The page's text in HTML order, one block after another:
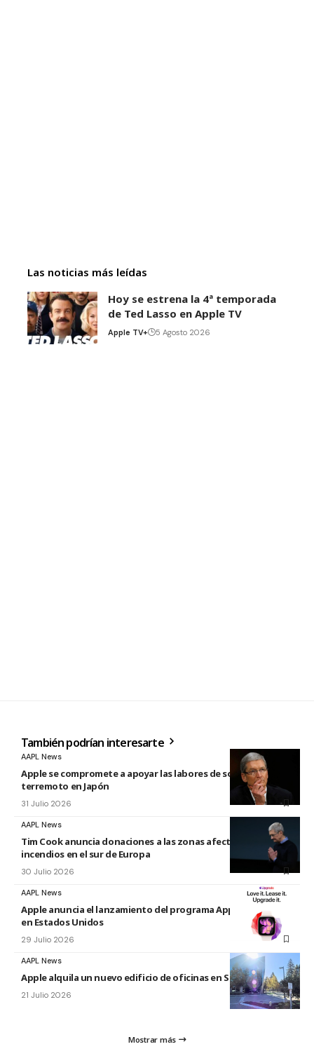
Las noticias más leídas
Hoy se estrena la 4ª temporada
de Ted Lasso en Apple TV
Apple TV+ 5 Agosto 2026
También podrían interesarte
AAPL News
Apple se compromete a apoyar las labores de socorro tras el
terremoto en Japón
31 Julio 2026
AAPL News
Tim Cook anuncia donaciones a las zonas afectadas por los
incendios en el sur de Europa
30 Julio 2026
AAPL News
Apple anuncia el lanzamiento del programa Apple Upgrade
en Estados Unidos
29 Julio 2026
AAPL News
Apple alquila un nuevo edificio de oficinas en Sunnyvale
21 Julio 2026
Mostrar más